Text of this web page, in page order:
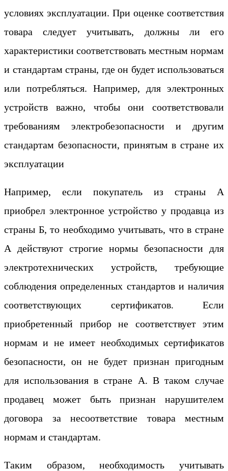
условиях эксплуатации. При оценке соответствия
товара следует учитывать, должны ли его
характеристики соответствовать местным нормам
и стандартам страны, где он будет использоваться
или потребляться. Например, для электронных
устройств важно, чтобы они соответствовали
требованиям электробезопасности и другим
стандартам безопасности, принятым в стране их
эксплуатации
Например, если покупатель из страны А
приобрел электронное устройство у продавца из
страны Б, то необходимо учитывать, что в стране
А действуют строгие нормы безопасности для
электротехнических устройств, требующие
соблюдения определенных стандартов и наличия
соответствующих сертификатов. Если
приобретенный прибор не соответствует этим
нормам и не имеет необходимых сертификатов
безопасности, он не будет признан пригодным
для использования в стране А. В таком случае
продавец может быть признан нарушителем
договора за несоответствие товара местным
нормам и стандартам.
Таким образом, необходимость учитывать